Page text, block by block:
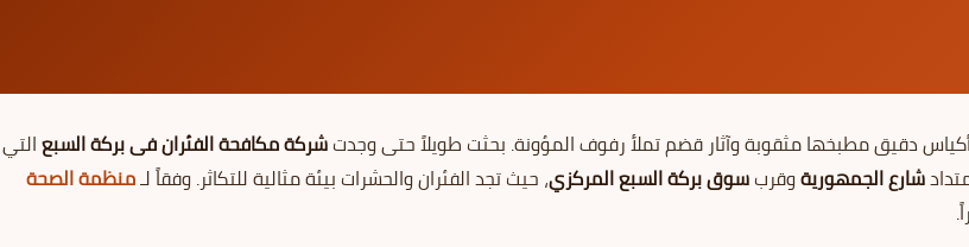
دقيق مطبخها مثقوبة وآثار قضم تملأ رفوف المؤونة. بحثت طويلاً حتى وجدتشركة مكافحة الفئران فى بركة السبعالتي
شارع الجمهوريةوقربسوق بركة السبع المركزي، حيث تجد الفئران والحشرات بيئة مثالية للتكاثر. وفقاً لـمنظمة الصحة